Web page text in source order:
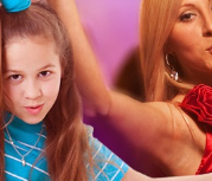
Weitere Angebote
Kontakt